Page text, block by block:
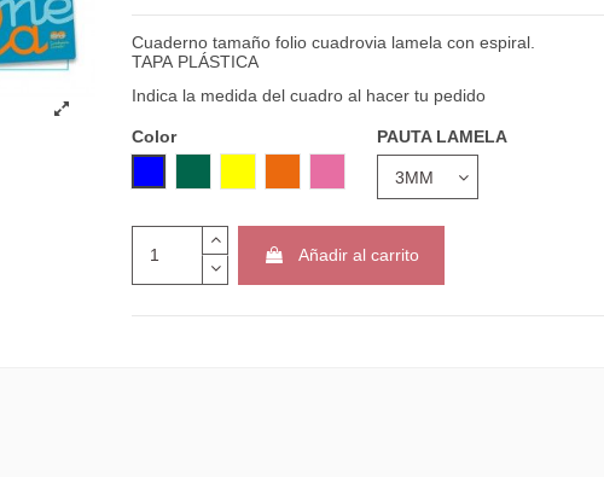
Cuaderno tamaño folio cuadrovia lamela con espiral.
TAPA PLÁSTICA
Indica la medida del cuadro al hacer tu pedido
Color
PAUTA LAMELA
Añadir al carrito